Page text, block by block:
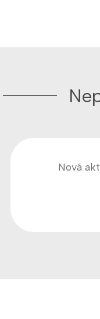
Nová